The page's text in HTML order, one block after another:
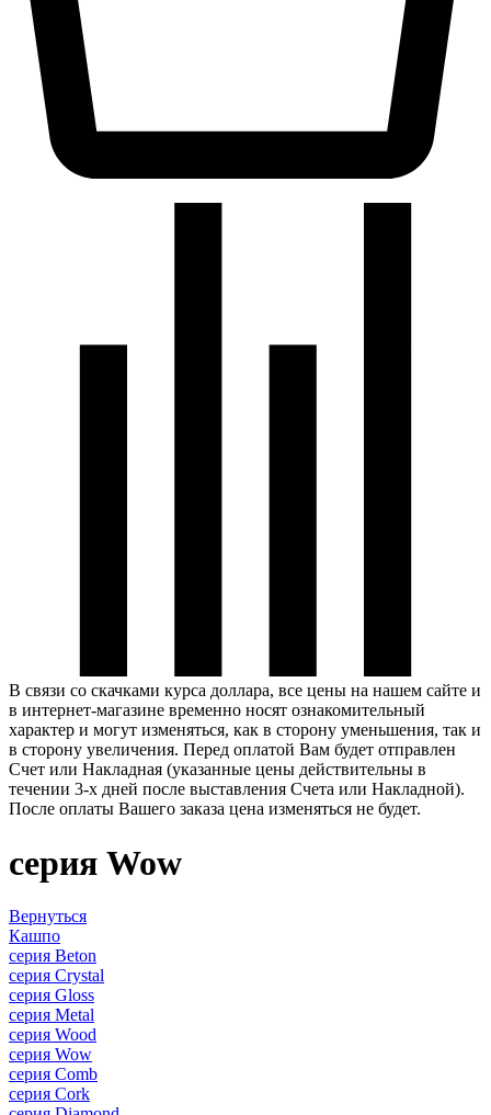
В связи со скачками курса доллара, все цены на нашем сайте и
в интернет-магазине временно носят ознакомительный
характер и могут изменяться, как в сторону уменьшения, так и
в сторону увеличения. Перед оплатой Вам будет отправлен
Счет или Накладная (указанные цены действительны в
течении 3-х дней после выставления Счета или Накладной).
После оплаты Вашего заказа цена изменяться не будет.
серия Wow
Вернуться
Кашпо
серия Beton
серия Crystal
серия Gloss
серия Metal
серия Wood
серия Wow
серия Comb
серия Cork